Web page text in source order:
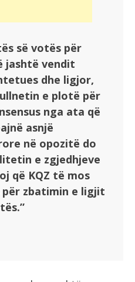
së votës për
jashtë vendit
dhe ligjor,
e plotë për
nga ata që
asnjë
në opozitë do
e zgjedhjeve
që KQZ të mos
zbatimin e ligjit